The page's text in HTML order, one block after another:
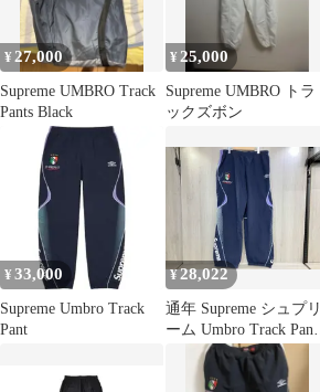
¥ 27,000
Supreme UMBRO Track
Pants Black
¥ 25,000
Supreme UMBRO トラ
ックズボン
¥ 33,000
Supreme Umbro Track
Pant
¥28,022
通年 Supreme シュプリ
ーム Umbro Track Pant
'Navy' 22ss アンブロ ト
ラックパンツ ナイロン